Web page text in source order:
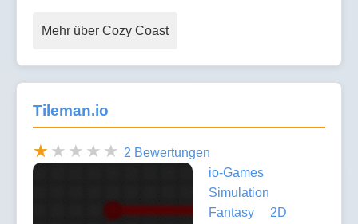
Mehr über Cozy Coast
Tileman.io
2 Bewertungen
io-Games
Simulation
Fantasy
2D